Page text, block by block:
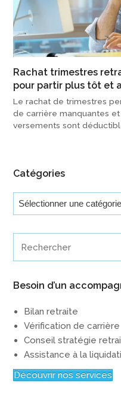
Rachat trimestres
pour partir plus tôt et
Le rachat de trimestres
de carrière manquantes
versements sont
Catégories
Catégories
Besoin d’un
Bilan retraite
Vérification de carrière
Conseil stratégie
Assistance à la
Découvrir nos services